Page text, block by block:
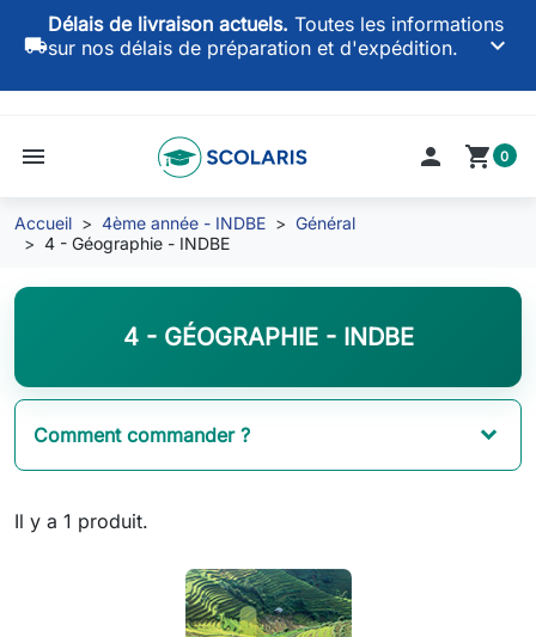
local_shipping
Délais de livraison actuels. Toutes les informations
sur nos délais de préparation et d'expédition.
keyboard_arrow_down
menu  shopping_cart 0
Accueil 4ème année - INDBE
Général
4 - Géographie - INDBE
4 - GÉOGRAPHIE - INDBE
Comment commander ?
Il y a 1 produit.